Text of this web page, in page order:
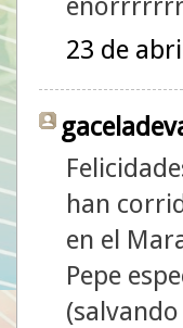
23 de
han
en el
Pepe